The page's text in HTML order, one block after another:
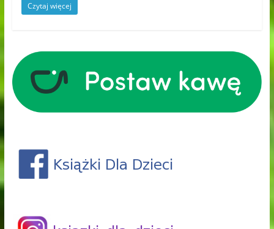
Czytaj więcej